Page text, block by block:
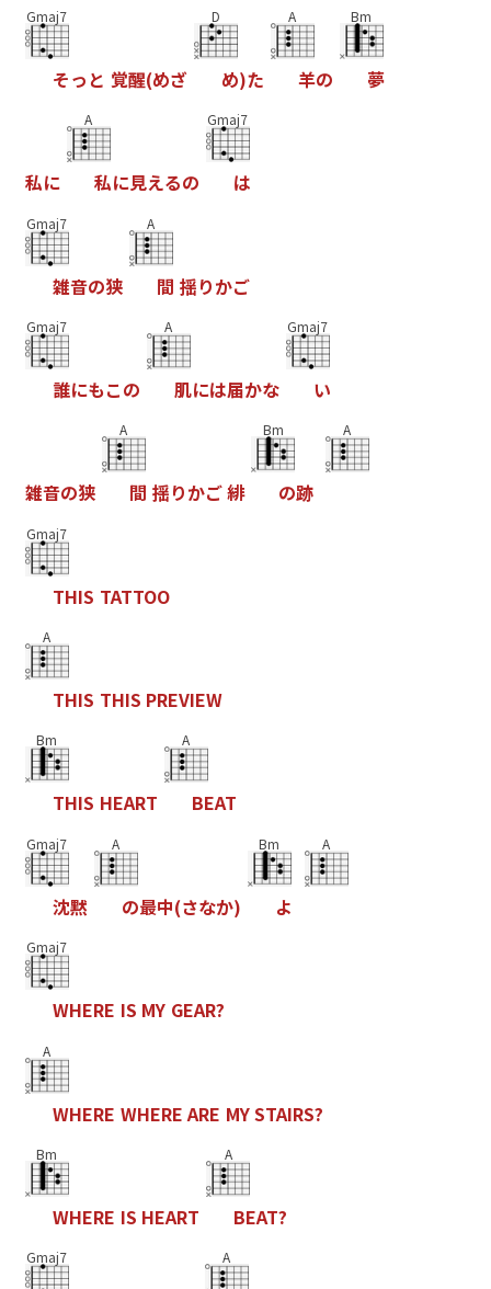
Gmaj7
そっ と 覚醒(めざ
D
め)た
A
羊の
Bm
夢
私に
A
私に見えるの
Gmaj7
は
Gmaj7
雑音の狭
A
間 揺りかご
Gmaj7
誰にもこの
A
肌には届かな
Gmaj7
い
雑音の狭
A
間 揺りかご緋
Bm
の跡
A
Gmaj7
THIS TATTOO
A
THIS THIS PREVIEW
Bm
THIS HEART
A
BEAT
Gmaj7
沈黙
A
の最中(さなか)
Bm
よ
A
Gmaj7
WHERE IS MY GEAR?
A
WHERE WHERE ARE MYSTAIRS?
Bm
WHERE IS HEART
A
BEAT?
Gmaj7 A